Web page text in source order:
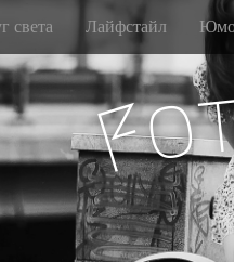
света Лайфстайл
Fo